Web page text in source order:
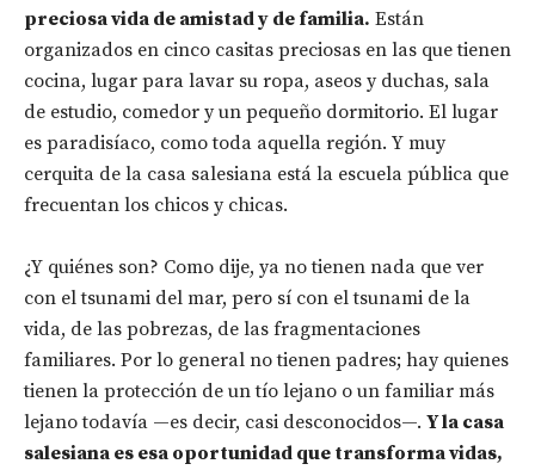
preciosa vida de amistad y de familia. Están
organizados en cinco casitas preciosas en las que tienen
cocina, lugar para lavar su ropa, aseos y duchas, sala
de estudio, comedor y un pequeño dormitorio. El lugar
es paradisíaco, como toda aquella región. Y muy
cerquita de la casa salesiana está la escuela pública que
frecuentan los chicos y chicas.
¿Y quiénes son? Como dije, ya no tienen nada que ver
con el tsunami del mar, pero sí con el tsunami de la
vida, de las pobrezas, de las fragmentaciones
familiares. Por lo general no tienen padres; hay quienes
tienen la protección de un tío lejano o un familiar más
lejano todavía —es decir, casi desconocidos—. Y la casa
salesiana es esa oportunidad que transforma vidas,